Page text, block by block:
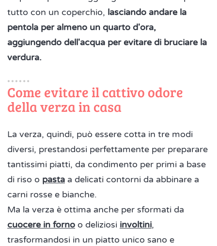
tutto con un coperchio, lasciando andare la
pentola per almeno un quarto d'ora,
aggiungendo dell'acqua per evitare di bruciare la
verdura.
Come evitare il cattivo odore
della verza in casa
La verza, quindi, può essere cotta in tre modi
diversi, prestandosi perfettamente per preparare
tantissimi piatti, da condimento per primi a base
di riso o pasta a delicati contorni da abbinare a
carni rosse e bianche.
Ma la verza è ottima anche per sformati da
cuocere in forno o deliziosi involtini,
trasformandosi in un piatto unico sano e